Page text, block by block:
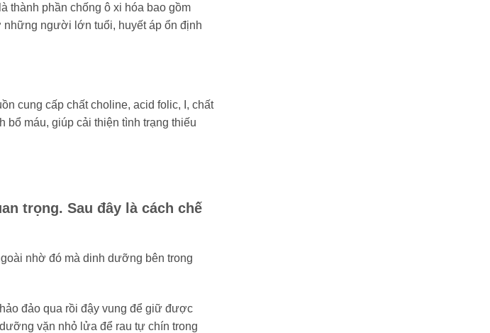
thành phần chống ô xi hóa bao gồm
những người lớn tuổi, huyết áp ổn định
cung cấp chất choline, acid folic, I, chất
máu, giúp cải thiện tình trạng thiếu
trọng. Sau đây là cách chế
nhờ đó mà dinh dưỡng bên trong
đảo qua rồi đậy vung để giữ được
vặn nhỏ lửa để rau tự chín trong